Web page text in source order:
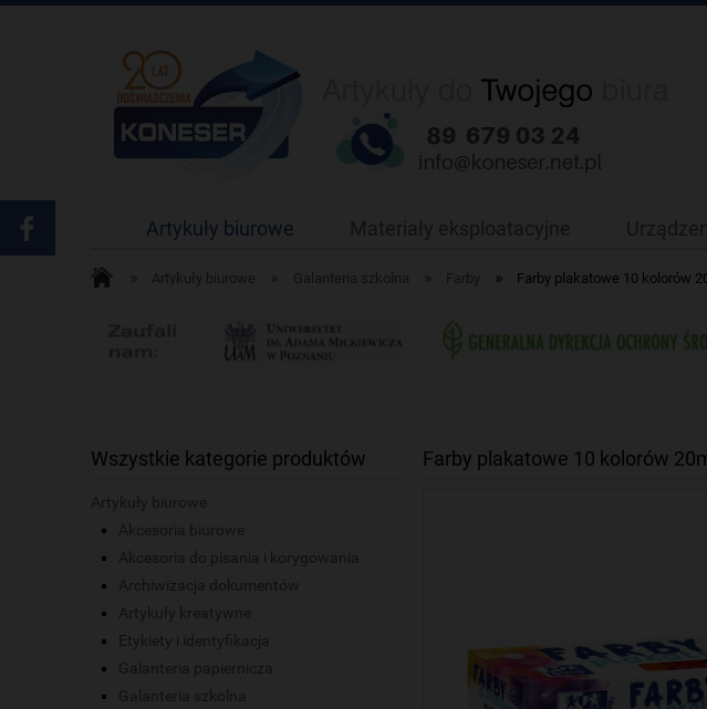
Artykuły biurowe Materiały eksploatacyjne
Artykuły biurowe Galanteria szkolna Farby » Farby plakatowe 10 kolorów
Wszystkie kategorie produktów
Artykuły biurowe
Akcesoria biurowe
Akcesoria do pisania i korygowania
Archiwizacja dokumentów
Artykuły kreatywne
Etykiety i identyfikacja
Galanteria papiernicza
Galanteria szkolna
Farby plakatowe 10 kolorów